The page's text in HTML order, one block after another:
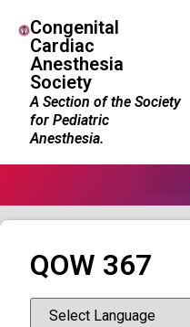
Congenital
Cardiac
Anesthesia
Society
A Section of the Society
for Pediatric
Anesthesia.
QOW 367